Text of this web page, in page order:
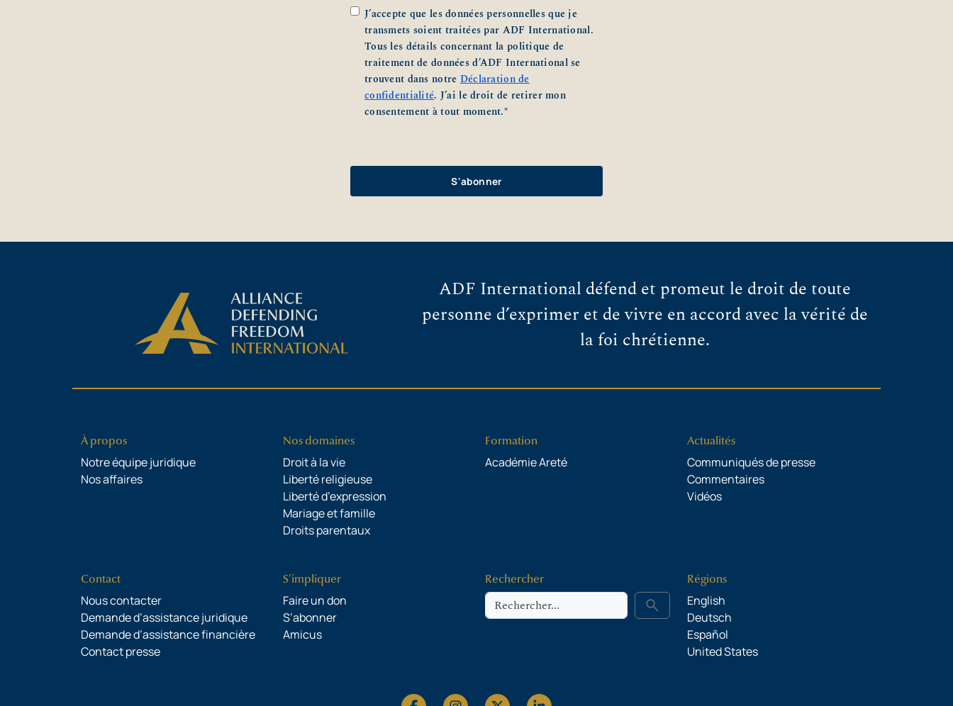
Zustimmung
J’accepte que les données personnelles que je
transmets soient traitées par ADF International.
Tous les détails concernant la politique de
traitement de données d’ADF International se
trouvent dans notreDéclaration de
confidentialité. J’ai le droit de retirer mon
consentement à tout moment.*
ADF International défend et promeut le droit de toute
personne d’exprimer et de vivre en accord avec la vérité de
la foi chrétienne.
À propos
Notre équipe juridique
Nos affaires
Nos domaines
Droit à la vie
Liberté religieuse
Liberté d’expression
Mariage et famille
Droits parentaux
Formation
Académie Areté
Actualités
Communiqués de presse
Commentaires
Vidéos
Contact
Nous contacter
Demande d’assistance juridique
Demande d’assistance financière
Contact presse
S’impliquer
Faire un don
S’abonner
Amicus
Rechercher
Rechercher search
Régions
English
Deutsch
Español
United States